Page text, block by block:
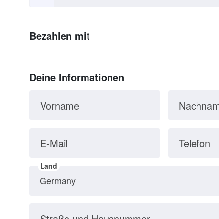
Bezahlen mit
Deine Informationen
Vorname
E-Mail Telefon
Land